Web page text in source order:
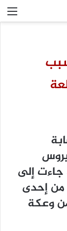
جاءت إلى
من إحدى
وعكة